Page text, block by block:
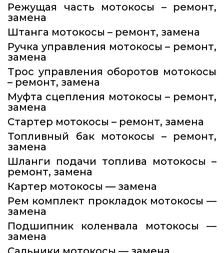
Режущая часть мотокосы – ремонт,
замена
Штанга мотокосы – ремонт, замена
Ручка управления мотокосы – ремонт,
замена
Трос управления оборотов мотокосы
– ремонт, замена
Муфта сцепления мотокосы – ремонт,
замена
Стартер мотокосы – ремонт, замена
Топливный бак мотокосы – ремонт,
замена
Шланги подачи топлива мотокосы –
ремонт, замена
Картер мотокосы — замена
Рем комплект прокладок мотокосы —
замена
Подшипник коленвала мотокосы —
замена